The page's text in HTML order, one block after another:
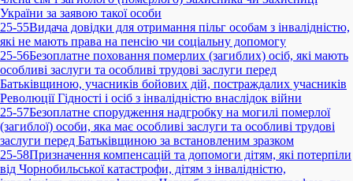
України за заявою такої особи
25-55Видача довідки для отримання пільг особам з інвалідністю,
які не мають права на пенсію чи соціальну допомогу
25-56Безоплатне поховання померлих (загиблих) осіб, які мають
особливі заслуги та особливі трудові заслуги перед
Батьківщиною, учасників бойових дій, постраждалих учасників
Революції Гідності і осіб з інвалідністю внаслідок війни
25-57Безоплатне спорудження надгробку на могилі померлої
(загиблої) особи, яка має особливі заслуги та особливі трудові
заслуги перед Батьківщиною за встановленим зразком
25-58Призначення компенсацій та допомоги дітям, які потерпіли
від Чорнобильської катастрофи, дітям з інвалідністю,